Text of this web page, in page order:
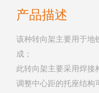
产品描述
该种转向架主要用于地
成；
此转向架主要采用焊接
调整中心距的托座结构